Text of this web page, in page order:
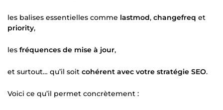
les balises essentielles comme lastmod, changefreq et
priority,
les fréquences de mise à jour,
et surtout… qu’il soit cohérent avec votre stratégie SEO.
Voici ce qu’il permet concrètement :